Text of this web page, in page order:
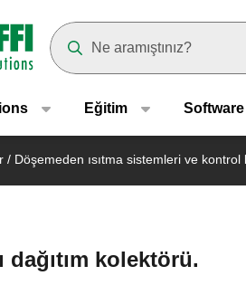
navigation
Eğitim Software
/ Döşemeden ısıtma sistemleri ve kontrol
dağıtım kolektörü.